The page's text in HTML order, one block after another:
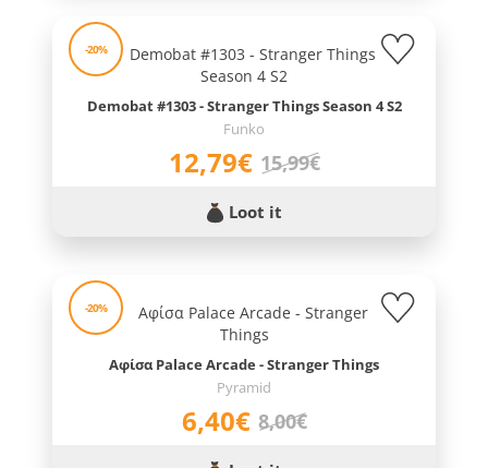
-20%
Demobat #1303 - Stranger Things Season 4 S2
Funko
12,79€ 15,99€
Loot it
-20%
Αφίσα Palace Arcade - Stranger Things
Pyramid
6,40€ 8,00€